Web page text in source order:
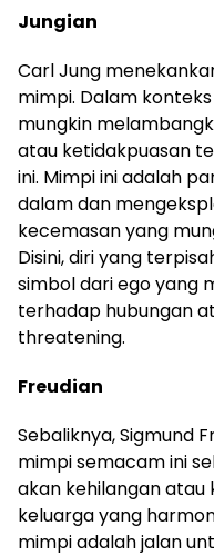
Jungian
Carl Jung
mimpi. Dalam
mungkin
atau ketidakpuasan
ini. Mimpi ini adalah
dalam dan
kecemasan yang
Disini, diri yang
simbol dari ego yang
terhadap hubungan
threatening.
Freudian
Sebaliknya, Sigmund
mimpi semacam ini
akan kehilangan
keluarga yang
mimpi adalah jalan